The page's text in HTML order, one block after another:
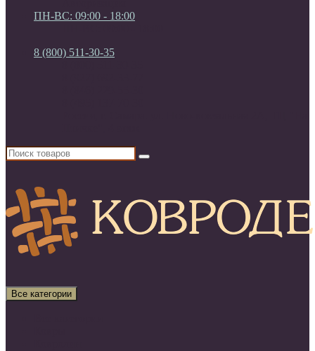
ПН-ВС: 09:00 - 18:00
8 (800) 511-30-35
Все категории